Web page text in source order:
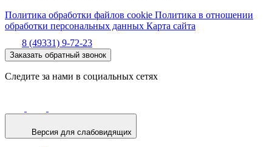
Политика обработки файлов cookie Политика в отношении
обработки персональных данных Карта сайта
8 (49331) 9-72-23
Заказать обратный звонок
Следите за нами в социальных сетях
Версия для слабовидящих